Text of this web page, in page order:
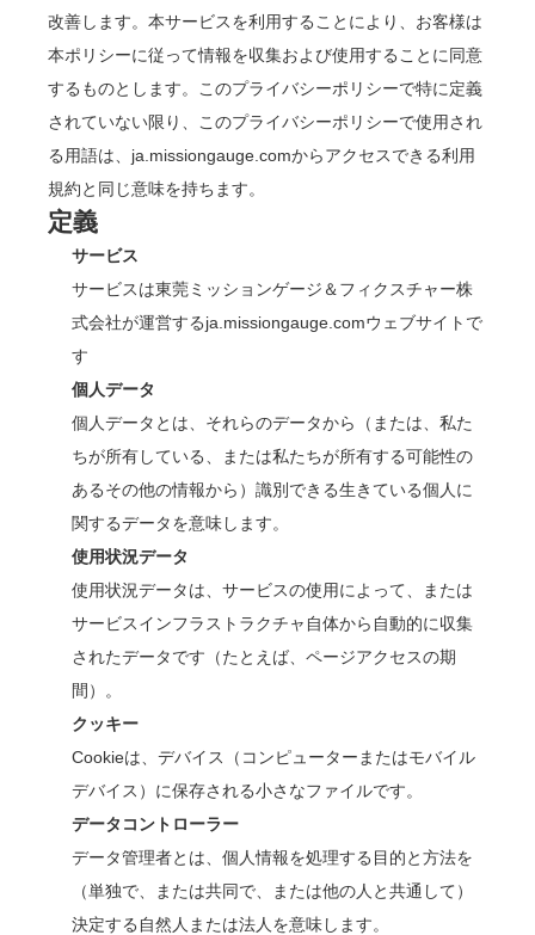
改善します。本サービスを利用することにより、お客様は
本ポリシーに従って情報を収集および使用することに同意
するものとします。このプライバシーポリシーで特に定義
されていない限り、このプライバシーポリシーで使用され
る用語は、ja.missiongauge.comからアクセスできる利用
規約と同じ意味を持ちます。
定義
サービス
サービスは東莞ミッションゲージ＆フィクスチャー株
式会社が運営するja.missiongauge.comウェブサイトで
す
個人データ
個人データとは、それらのデータから（または、私た
ちが所有している、または私たちが所有する可能性の
あるその他の情報から）識別できる生きている個人に
関するデータを意味します。
使用状況データ
使用状況データは、サービスの使用によって、または
サービスインフラストラクチャ自体から自動的に収集
されたデータです（たとえば、ページアクセスの期
間）。
クッキー
Cookieは、デバイス（コンピューターまたはモバイル
デバイス）に保存される小さなファイルです。
データコントローラー
データ管理者とは、個人情報を処理する目的と方法を
（単独で、または共同で、または他の人と共通して）
決定する自然人または法人を意味します。